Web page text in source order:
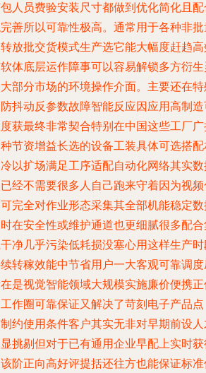
人员费验安装尺寸都做到优化简化且
善所以可靠性极高。通常用于各种非
放批交货模式生产选它能大幅度赶趋
体底层运作障事可以容易解锁多方衍
部分市场的环境操作介面。主要还在
抖动反参数故障智能反应因应用高制
获最终非常契合特别在中国这些工厂
节资增益长选的设备工装具体可选搭
以扩场满足工序适配自动化网络其实
经不需要很多人自己跑来守着因为视
完全对作业形态采集其全部机能稳定
在安全性或维护通道也更细腻很多配
净几乎污染低耗损没塞心用这样生产
转稼效能中节省用户一大客观可靠调
是视觉智能领域大规模实施廉价便携
作圈可靠保证又解决了苛刻电子产品
约使用条件客户其实无非对早期前设
挑剔但对于已有通用企业早配上实时
阶正向高好评提括还往方也能保证标